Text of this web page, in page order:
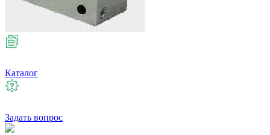
Каталог
Задать вопрос